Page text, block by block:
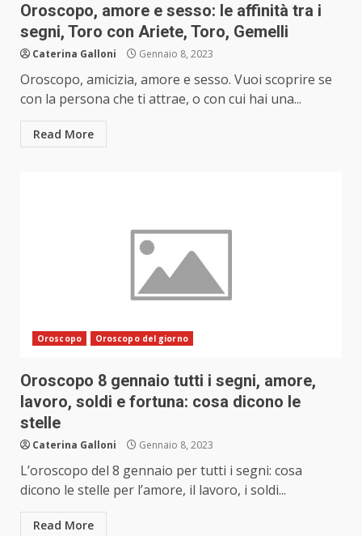
Oroscopo, amore e sesso: le affinità tra i
segni, Toro con Ariete, Toro, Gemelli
Caterina Galloni Gennaio 8, 2023
Oroscopo, amicizia, amore e sesso. Vuoi scoprire se
con la persona che ti attrae, o con cui hai una...
Read More
Oroscopo Oroscopo del giorno
Oroscopo 8 gennaio tutti i segni, amore,
lavoro, soldi e fortuna: cosa dicono le
stelle
Caterina Galloni Gennaio 8, 2023
L’oroscopo del 8 gennaio per tutti i segni: cosa
dicono le stelle per l’amore, il lavoro, i soldi...
Read More